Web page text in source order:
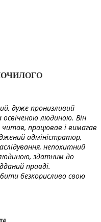
дуже пронизливий
освіченою людиною. Він
читав, працював і вимагав
адміністратор,
непохитний
здатним до
правді.
безкорисливо свою